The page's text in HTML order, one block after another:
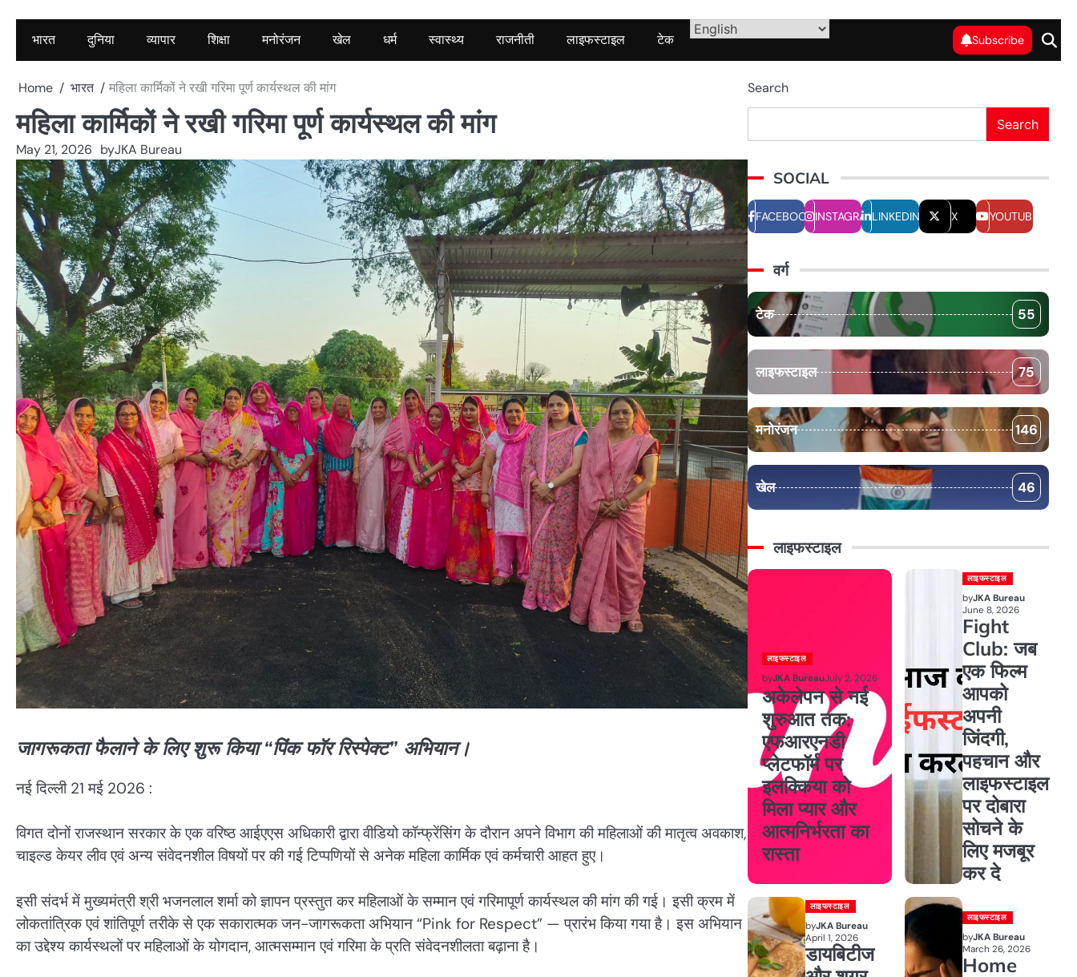
भारत दुनिया व्यापार शिक्षा मनोरंजन खेल धर्म स्वास्थ्य राजनीती लाइफस्टाइल टेक Subscribe
Home भारत महिला कार्मिकों ने रखी गरिमा पूर्ण कार्यस्थल की मांग
महिला कार्मिकों ने रखी गरिमा पूर्ण कार्यस्थल की मांग
May 21, 2026 byJKA Bureau
जागरूकता फैलाने के लिए शुरू किया “पिंक फॉर रिस्पेक्ट” अभियान।
नई दिल्ली 21 मई 2026 :
विगत दोनों राजस्थान सरकार के एक वरिष्ठ आईएएस अधिकारी द्वारा वीडियो कॉन्फ्रेंसिंग के दौरान अपने विभाग की महिलाओं की मातृत्व अवकाश,
चाइल्ड केयर लीव एवं अन्य संवेदनशील विषयों पर की गई टिप्पणियों से अनेक महिला कार्मिक एवं कर्मचारी आहत हुए।
इसी संदर्भ में मुख्यमंत्री श्री भजनलाल शर्मा को ज्ञापन प्रस्तुत कर महिलाओं के सम्मान एवं गरिमापूर्ण कार्यस्थल की मांग की गई। इसी क्रम में
लोकतांत्रिक एवं शांतिपूर्ण तरीके से एक सकारात्मक जन-जागरूकता अभियान “Pink for Respect” — प्रारंभ किया गया है। इस अभियान
का उद्देश्य कार्यस्थलों पर महिलाओं के योगदान, आत्मसम्मान एवं गरिमा के प्रति संवेदनशीलता बढ़ाना है।
Search
Search
SOCIAL
FACEBOOKINSTAGRAMLINKEDIN X YOUTUBE
वर्ग
टेक 55
लाइफस्टाइल 75
मनोरंजन 146
खेल 46
लाइफस्टाइल
लाइफस्टाइल
byJKA BureauJuly 2, 2026
अकेलेपन से नई
शुरुआत तक:
एफआरएनडी
प्लेटफॉर्म पर
इलक्किया को
मिला प्यार और
आत्मनिर्भरता का
रास्ता
लाइफस्टाइल
byJKA Bureau
June 8, 2026
Fight
Club: जब
एक फिल्म
आपको
अपनी
जिंदगी,
पहचान और
लाइफस्टाइल
पर दोबारा
सोचने के
लिए मजबूर
कर दे
लाइफस्टाइल
byJKA Bureau
April 1, 2026
डायबिटीज
लाइफस्टाइल
byJKA Bureau
March 26, 2026
Home